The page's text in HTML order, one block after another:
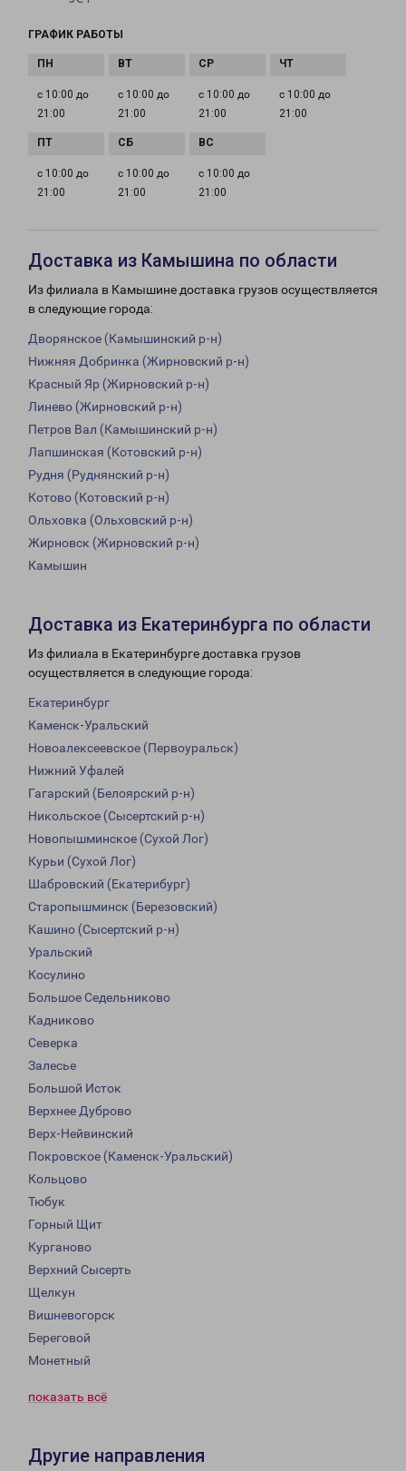
ГРАФИК РАБОТЫ
с 10:00 до
21:00
с 10:00 до
21:00
с 10:00 до
21:00
с 10:00 до
21:00
с 10:00 до
21:00
с 10:00 до
21:00
с 10:00 до
21:00
Доставка из Камышина по области
Из филиала в Камышине доставка грузов осуществляется
в следующие города:
Дворянское (Камышинский р-н)
Нижняя Добринка (Жирновский р-н)
Красный Яр (Жирновский р-н)
Линево (Жирновский р-н)
Петров Вал (Камышинский р-н)
Лапшинская (Котовский р-н)
Рудня (Руднянский р-н)
Котово (Котовский р-н)
Ольховка (Ольховский р-н)
Жирновск (Жирновский р-н)
Камышин
Доставка из Екатеринбурга по области
Из филиала в Екатеринбурге доставка грузов
осуществляется в следующие города:
Екатеринбург
Каменск-Уральский
Новоалексеевское (Первоуральск)
Нижний Уфалей
Гагарский (Белоярский р-н)
Никольское (Сысертский р-н)
Новопышминское (Сухой Лог)
Курьи (Сухой Лог)
Шабровский (Екатерибург)
Старопышминск (Березовский)
Кашино (Сысертский р-н)
Уральский
Косулино
Большое Седельниково
Кадниково
Северка
Залесье
Большой Исток
Верхнее Дуброво
Верх-Нейвинский
Покровское (Каменск-Уральский)
Кольцово
Тюбук
Горный Щит
Курганово
Верхний Сысерть
Щелкун
Вишневогорск
Береговой
Монетный
показать всё
Другие направления